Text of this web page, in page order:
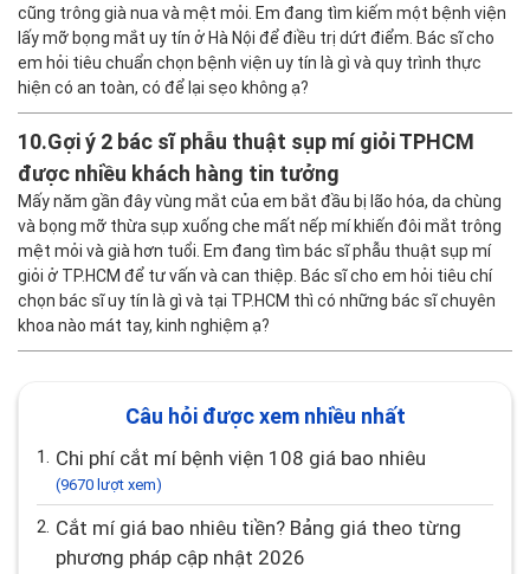
cũng trông già nua và mệt mỏi. Em đang tìm kiếm một bệnh viện
lấy mỡ bọng mắt uy tín ở Hà Nội để điều trị dứt điểm. Bác sĩ cho
em hỏi tiêu chuẩn chọn bệnh viện uy tín là gì và quy trình thực
hiện có an toàn, có để lại sẹo không ạ?
10.Gợi ý 2 bác sĩ phẫu thuật sụp mí giỏi TPHCM
được nhiều khách hàng tin tưởng
Mấy năm gần đây vùng mắt của em bắt đầu bị lão hóa, da chùng
và bọng mỡ thừa sụp xuống che mất nếp mí khiến đôi mắt trông
mệt mỏi và già hơn tuổi. Em đang tìm bác sĩ phẫu thuật sụp mí
giỏi ở TP.HCM để tư vấn và can thiệp. Bác sĩ cho em hỏi tiêu chí
chọn bác sĩ uy tín là gì và tại TP.HCM thì có những bác sĩ chuyên
khoa nào mát tay, kinh nghiệm ạ?
Câu hỏi được xem nhiều nhất
1. Chi phí cắt mí bệnh viện 108 giá bao nhiêu
(9670 lượt xem)
2. Cắt mí giá bao nhiêu tiền? Bảng giá theo từng
phương pháp cập nhật 2026